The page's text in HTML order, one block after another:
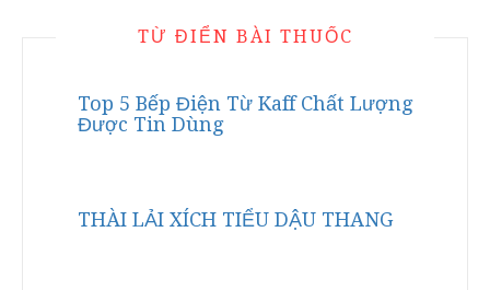
TỪ ĐIỂN BÀI THUỐC
Top 5 Bếp Điện Từ Kaff Chất Lượng
Được Tin Dùng
THÀI LẢI XÍCH TIỂU DẬU THANG